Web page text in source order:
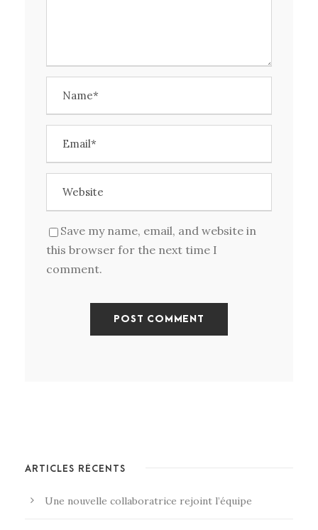
Save my name, email, and website in
this browser for the next time I
comment.
ARTICLES RÉCENTS
Une nouvelle collaboratrice rejoint l’équipe